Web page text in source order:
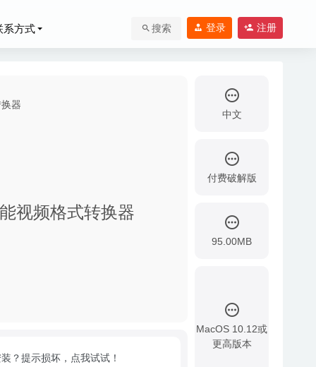
方式 搜索 登录 注册
视频格式转换器
中文
付费破解版
95.00MB
MacOS 10.12或
更高版本
？提示损坏，点我试试！